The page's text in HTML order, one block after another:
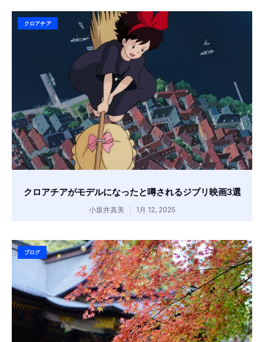
クロアチア
クロアチアがモデルになったと噂されるジブリ映画3選
小坂井真美 1月 12, 2025
ブログ